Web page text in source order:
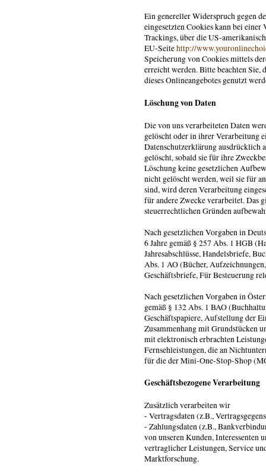
Ein genereller Widerspruch gegen
eingesetzten Cookies kann bei
Trackings, über die US-
EU-Seitehttp://
Speicherung von Cookies mittels
erreicht werden. Bitte beachten Sie,
dieses Onlineangebotes genutzt
Löschung von Daten
Die von uns verarbeiteten Daten
gelöscht oder in ihrer Verarbeitung
Datenschutzerklärung ausdrücklich
gelöscht, sobald sie für ihre
Löschung keine gesetzlichen
nicht gelöscht werden, weil sie für
sind, wird deren Verarbeitung
für andere Zwecke verarbeitet. Das
steuerrechtlichen Gründen
Nach gesetzlichen Vorgaben in
6 Jahre gemäß § 257 Abs. 1 HGB
Jahresabschlüsse, Handelsbriefe,
Abs. 1 AO (Bücher,
Geschäftsbriefe, Für Besteuerung
Nach gesetzlichen Vorgaben in
gemäß § 132 Abs. 1 BAO
Geschäftspapiere, Aufstellung der
Zusammenhang mit Grundstücken
mit elektronisch erbrachten
Fernsehleistungen, die an
für die der Mini-One-Stop-Shop
Geschäftsbezogene Verarbeitung
Zusätzlich verarbeiten wir
- Vertragsdaten (z.B.,
- Zahlungsdaten (z.B.,
von unseren Kunden, Interessenten
vertraglicher Leistungen, Service
Marktforschung.